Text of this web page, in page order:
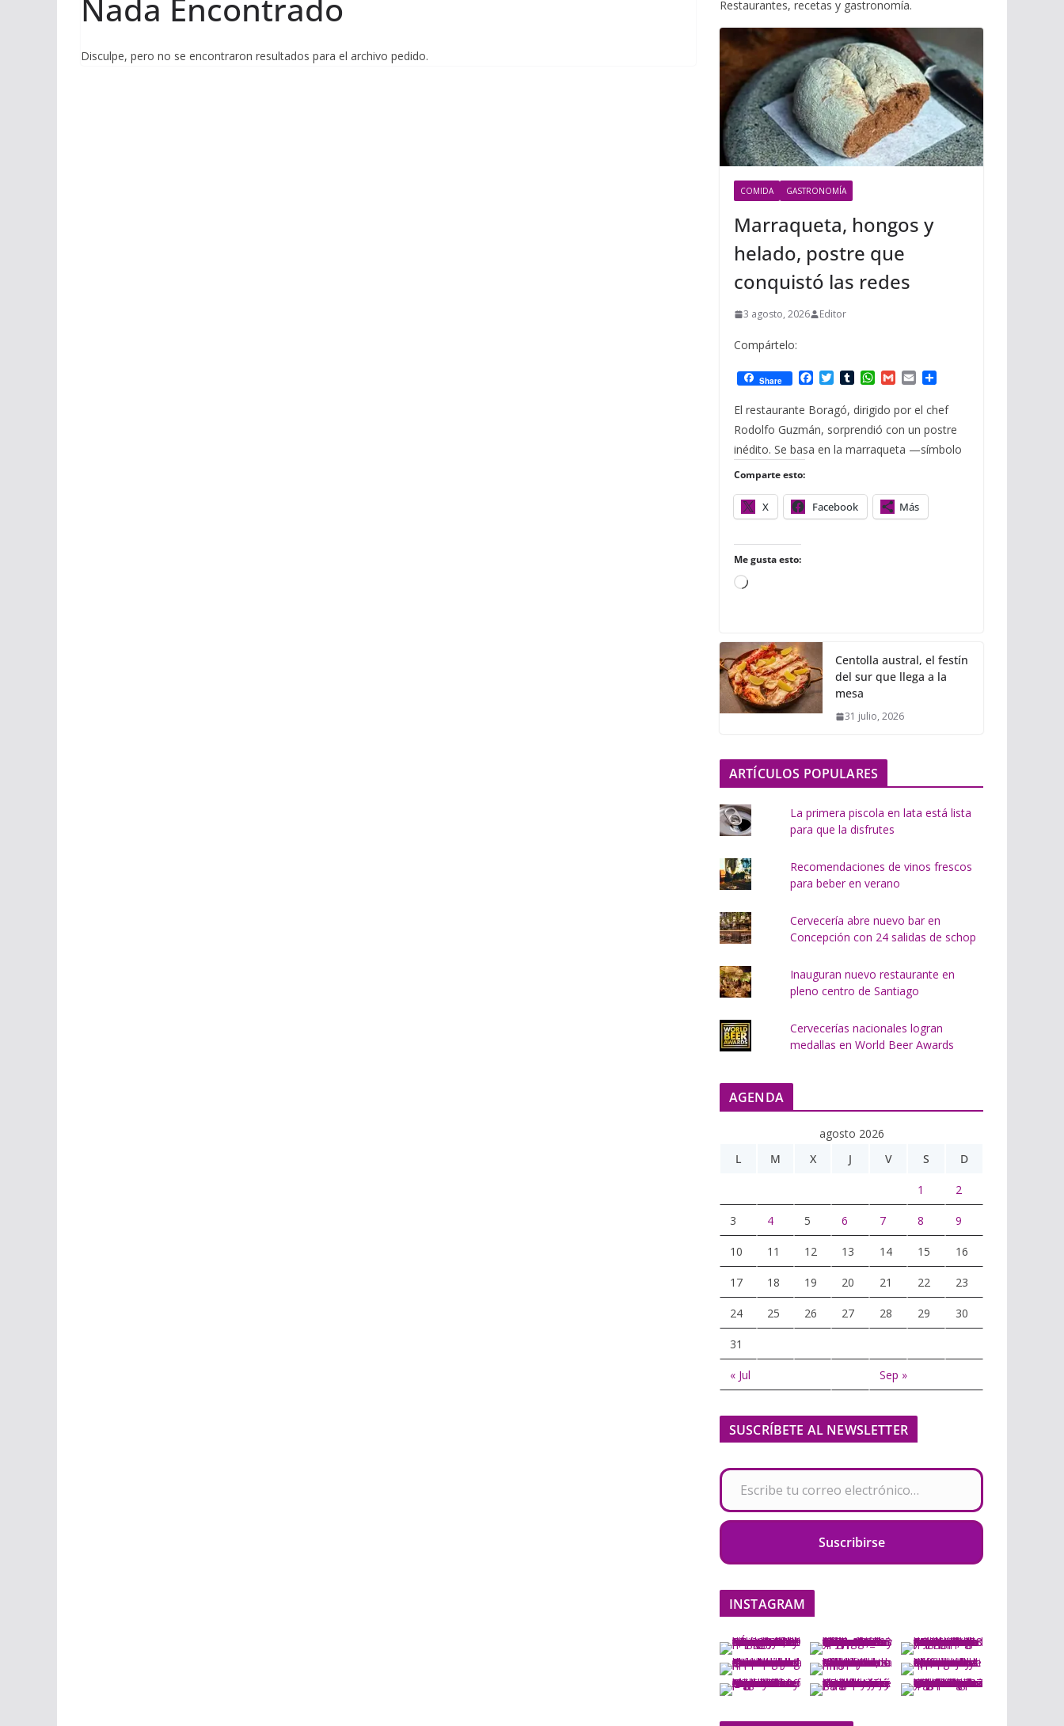
Nada Encontrado
Disculpe, pero no se encontraron resultados para el archivo pedido.
Restaurantes, recetas y gastronomía.
COMIDA GASTRONOMÍA
Marraqueta, hongos y
helado, postre que
conquistó las redes
3 agosto, 2026 Editor
Compártelo:
Share
c
b
o
T
i
t
t
e
T
m
l
r
W
a
s
A
G
a
l
E
a
l
m
a
r
El restaurante Boragó, dirigido por el chef
Rodolfo Guzmán, sorprendió con un postre
inédito. Se basa en la marraqueta —símbolo
Comparte esto:
X Facebook Más
Me gusta esto:
C
g
a
n
d
.
.
Centolla austral, el festín
del sur que llega a la
mesa
31 julio, 2026
ARTÍCULOS POPULARES
La primera piscola en lata está lista
para que la disfrutes
Recomendaciones de vinos frescos
para beber en verano
Cervecería abre nuevo bar en
Concepción con 24 salidas de schop
Inauguran nuevo restaurante en
pleno centro de Santiago
Cervecerías nacionales logran
medallas en World Beer Awards
AGENDA
agosto 2026
L
M X J V S D
1 2
3 4 5 6 7 8 9
10 11 12 13 14 15 16
17 18 19 20 21 22 23
24 25 26 27 28 29 30
31
« Jul Sep »
SUSCRÍBETE AL NEWSLETTER
Escribe tu correo electrónico…
Suscribirse
INSTAGRAM